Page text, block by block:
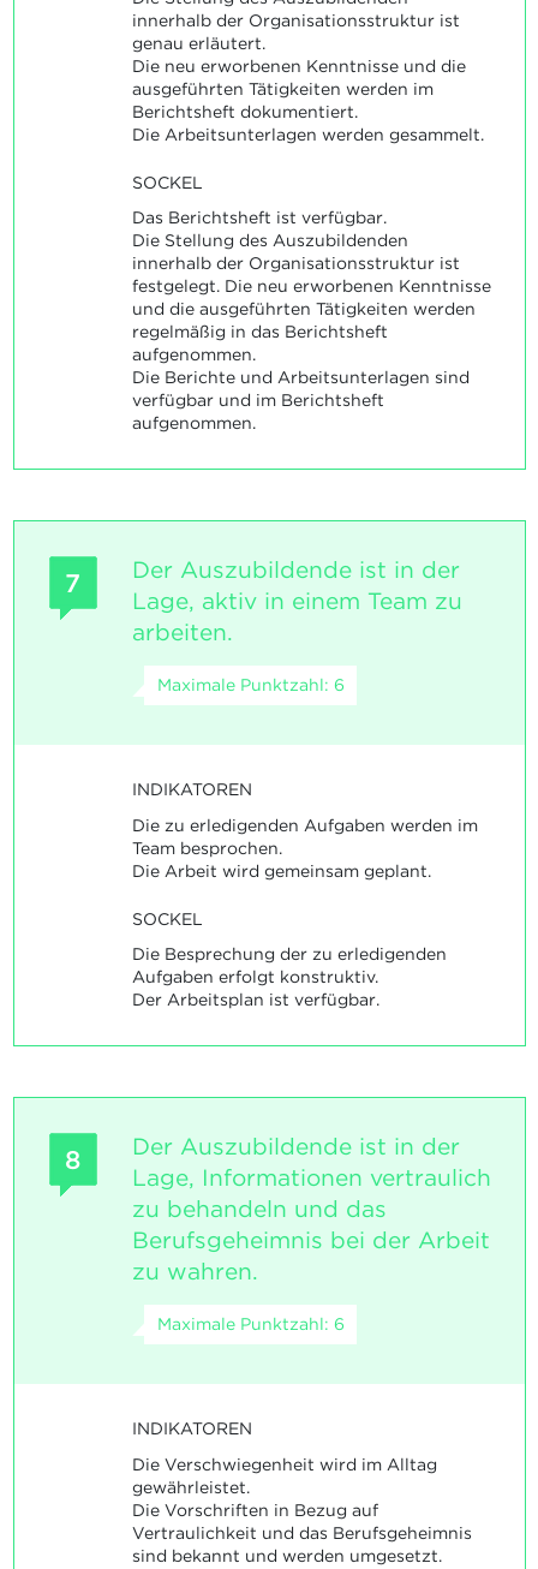
innerhalb der Organisationsstruktur ist
genau erläutert.
Die neu erworbenen Kenntnisse und die
ausgeführten Tätigkeiten werden im
Berichtsheft dokumentiert.
Die Arbeitsunterlagen werden gesammelt.
SOCKEL
Das Berichtsheft ist verfügbar.
Die Stellung des Auszubildenden
innerhalb der Organisationsstruktur ist
festgelegt. Die neu erworbenen Kenntnisse
und die ausgeführten Tätigkeiten werden
regelmäßig in das Berichtsheft
aufgenommen.
Die Berichte und Arbeitsunterlagen sind
verfügbar und im Berichtsheft
aufgenommen.
7
Der Auszubildende ist in der
Lage, aktiv in einem Team zu
arbeiten.
Maximale Punktzahl: 6
INDIKATOREN
Die zu erledigenden Aufgaben werden im
Team besprochen.
Die Arbeit wird gemeinsam geplant.
SOCKEL
Die Besprechung der zu erledigenden
Aufgaben erfolgt konstruktiv.
Der Arbeitsplan ist verfügbar.
8
Der Auszubildende ist in der
Lage, Informationen vertraulich
zu behandeln und das
Berufsgeheimnis bei der Arbeit
zu wahren.
Maximale Punktzahl: 6
INDIKATOREN
Die Verschwiegenheit wird im Alltag
gewährleistet.
Die Vorschriften in Bezug auf
Vertraulichkeit und das Berufsgeheimnis
sind bekannt und werden umgesetzt.